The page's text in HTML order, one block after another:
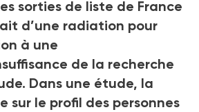
sorties de liste de France
d’une radiation pour
à une
de la recherche
Dans une étude, la
sur le profil des personnes